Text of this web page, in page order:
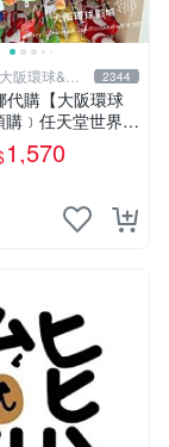
阪環球&迪 2344
代購【大阪環球
﹞任天堂世界
吉 耀西 奇諾比奧
敵星星 蘑菇 大金
1,570